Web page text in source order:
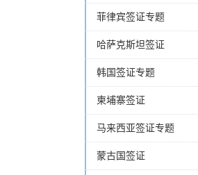
菲律宾签证专题
哈萨克斯坦签证
韩国签证专题
柬埔寨签证
马来西亚签证专题
蒙古国签证